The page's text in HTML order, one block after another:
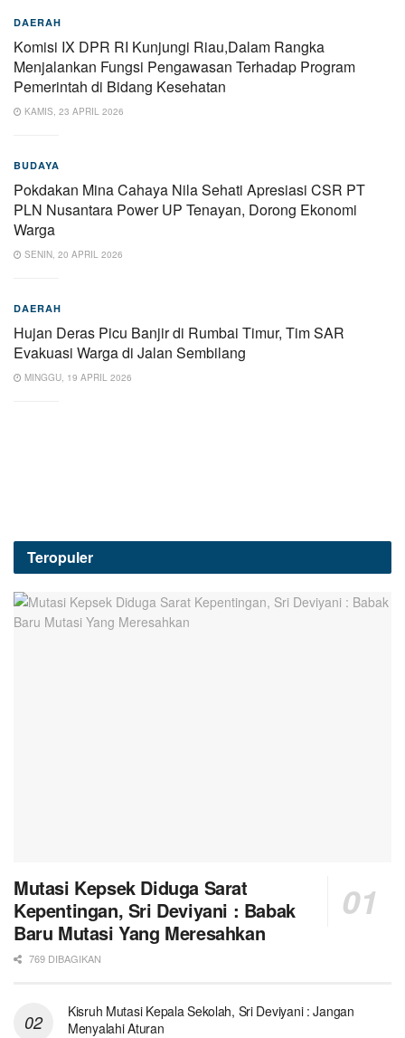
DAERAH
Komisi IX DPR RI Kunjungi Riau,Dalam Rangka
Menjalankan Fungsi Pengawasan Terhadap Program
Pemerintah di Bidang Kesehatan
KAMIS, 23 APRIL 2026
BUDAYA
Pokdakan Mina Cahaya Nila Sehati Apresiasi CSR PT
PLN Nusantara Power UP Tenayan, Dorong Ekonomi
Warga
SENIN, 20 APRIL 2026
DAERAH
Hujan Deras Picu Banjir di Rumbai Timur, Tim SAR
Evakuasi Warga di Jalan Sembilang
MINGGU, 19 APRIL 2026
Teropuler
Mutasi Kepsek Diduga Sarat
Kepentingan, Sri Deviyani : Babak
Baru Mutasi Yang Meresahkan
769 DIBAGIKAN
Kisruh Mutasi Kepala Sekolah, Sri Deviyani : Jangan
Menyalahi Aturan